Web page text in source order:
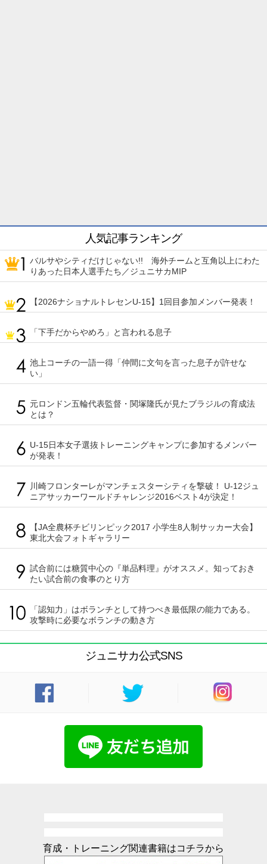
人気記事ランキング
バルサやシティだけじゃない!! 海外チームと互角以上にわた
りあった日本人選手たち／ジュニサカMIP
【2026ナショナルトレセンU-15】1回目参加メンバー発表！
「下手だからやめろ」と言われる息子
池上コーチの一語一得「仲間に文句を言った息子が許せな
い」
元ロンドン五輪代表監督・関塚隆氏が見たブラジルの育成法
とは？
U-15日本女子選抜トレーニングキャンプに参加するメンバー
が発表！
川崎フロンターレがマンチェスターシティを撃破！ U-12ジュ
ニアサッカーワールドチャレンジ2016ベスト4が決定！
【JA全農杯チビリンピック2017 小学生8人制サッカー大会】
東北大会フォトギャラリー
試合前には糖質中心の『単品料理』がオススメ。知っておき
たい試合前の食事のとり方
「認知力」はボランチとして持つべき最低限の能力である。
攻撃時に必要なボランチの動き方
ジュニサカ公式SNS
育成・トレーニング関連書籍はコチラから